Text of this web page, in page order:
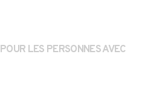
POUR LES PERSONNES AVEC